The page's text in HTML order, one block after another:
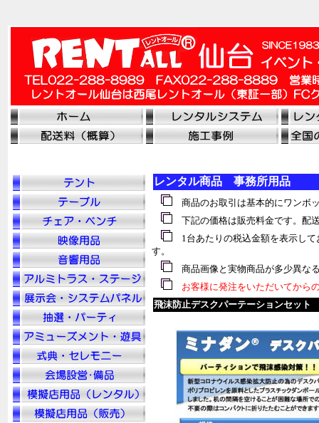
レンタル商品 事務所用品
商品のお取引は基本的にワンボ
下記の価格は販売料金です。配
1台あたりの税込金額を表示して
す。
商品画像と実物商品が多少異な
お客様に発注をいただいてから
飛沫防止デスクパーテーションセット